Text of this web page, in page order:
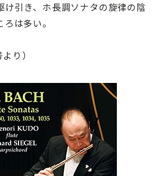
け引き、ホ長調ソナタの旋律の陰
は多い。
り）